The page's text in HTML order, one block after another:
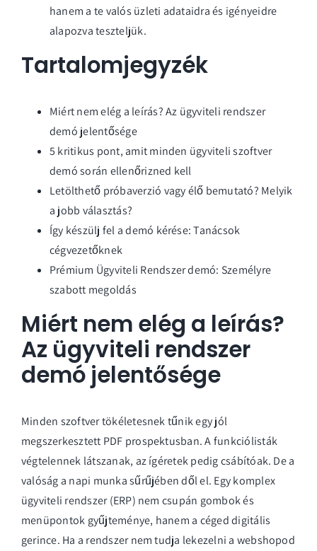
hanem a te valós üzleti adataidra és igényeidre
alapozva teszteljük.
Tartalomjegyzék
Miért nem elég a leírás? Az ügyviteli rendszer
demó jelentősége
5 kritikus pont, amit minden ügyviteli szoftver
demó során ellenőrizned kell
Letölthető próbaverzió vagy élő bemutató? Melyik
a jobb választás?
Így készülj fel a demó kérése: Tanácsok
cégvezetőknek
Prémium Ügyviteli Rendszer demó: Személyre
szabott megoldás
Miért nem elég a leírás?
Az ügyviteli rendszer
demó jelentősége
Minden szoftver tökéletesnek tűnik egy jól
megszerkesztett PDF prospektusban. A funkciólisták
végtelennek látszanak, az ígéretek pedig csábítóak. De a
valóság a napi munka sűrűjében dől el. Egy komplex
ügyviteli rendszer (ERP) nem csupán gombok és
menüpontok gyűjteménye, hanem a céged digitális
gerince. Ha a rendszer nem tudja lekezelni a webshopod